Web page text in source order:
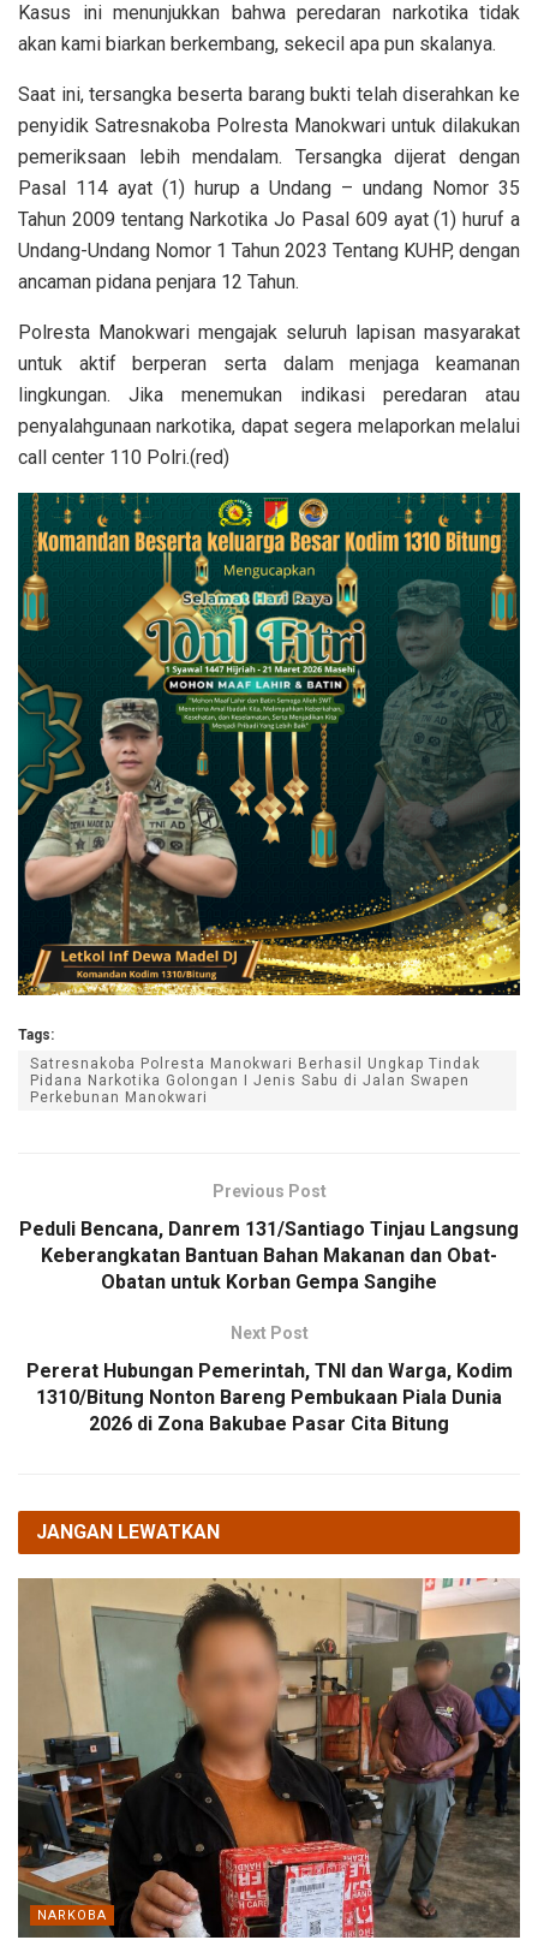
Kasus ini menunjukkan bahwa peredaran narkotika tidak
akan kami biarkan berkembang, sekecil apa pun skalanya.
Saat ini, tersangka beserta barang bukti telah diserahkan ke
penyidik Satresnakoba Polresta Manokwari untuk dilakukan
pemeriksaan lebih mendalam. Tersangka dijerat dengan
Pasal 114 ayat (1) hurup a Undang – undang Nomor 35
Tahun 2009 tentang Narkotika Jo Pasal 609 ayat (1) huruf a
Undang-Undang Nomor 1 Tahun 2023 Tentang KUHP, dengan
ancaman pidana penjara 12 Tahun.
Polresta Manokwari mengajak seluruh lapisan masyarakat
untuk aktif berperan serta dalam menjaga keamanan
lingkungan. Jika menemukan indikasi peredaran atau
penyalahgunaan narkotika, dapat segera melaporkan melalui
call center 110 Polri.(red)
Tags:
Satresnakoba Polresta Manokwari Berhasil Ungkap Tindak
Pidana Narkotika Golongan I Jenis Sabu di Jalan Swapen
Perkebunan Manokwari
Previous Post
Peduli Bencana, Danrem 131/Santiago Tinjau Langsung
Keberangkatan Bantuan Bahan Makanan dan Obat-
Obatan untuk Korban Gempa Sangihe
Next Post
Pererat Hubungan Pemerintah, TNI dan Warga, Kodim
1310/Bitung Nonton Bareng Pembukaan Piala Dunia
2026 di Zona Bakubae Pasar Cita Bitung
JANGAN LEWATKAN
NARKOBA